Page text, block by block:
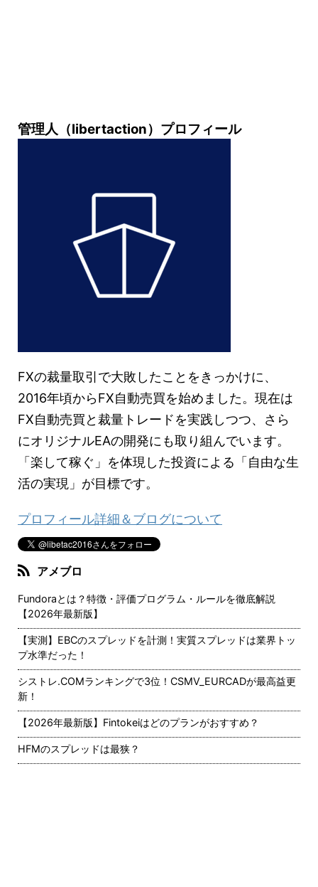
管理人（libertaction）プロフィール
FXの裁量取引で大敗したことをきっかけに、
2016年頃からFX自動売買を始めました。現在は
FX自動売買と裁量トレードを実践しつつ、さら
にオリジナルEAの開発にも取り組んでいます。
「楽して稼ぐ」を体現した投資による「自由な生
活の実現」が目標です。
プロフィール詳細＆ブログについて
アメブロ
Fundoraとは？特徴・評価プログラム・ルールを徹底解説
【2026年最新版】
【実測】EBCのスプレッドを計測！実質スプレッドは業界トッ
プ水準だった！
シストレ.COMランキングで3位！CSMV_EURCADが最高益更
新！
【2026年最新版】Fintokeiはどのプランがおすすめ？
HFMのスプレッドは最狭？